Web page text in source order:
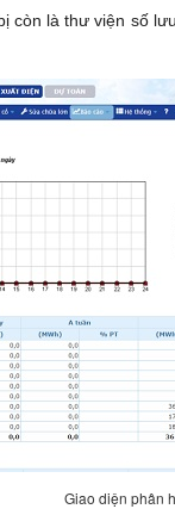
còn là thư viện số
Giao diện phân